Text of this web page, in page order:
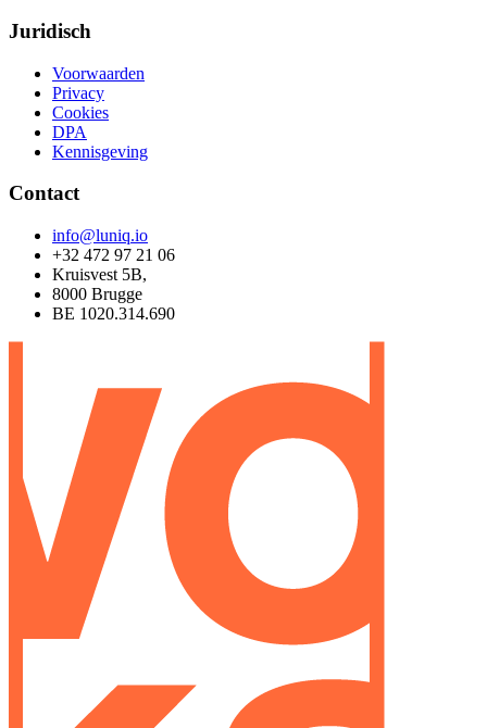
Juridisch
Voorwaarden
Privacy
Cookies
DPA
Kennisgeving
Contact
info@luniq.io
+32 472 97 21 06
Kruisvest 5B,
8000 Brugge
BE 1020.314.690